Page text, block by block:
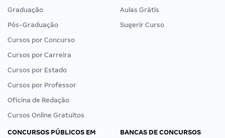
Graduação
Pós-Graduação
Cursos por Concurso
Cursos por Carreira
Cursos por Estado
Cursos por Professor
Oficina de Redação
Cursos Online Gratuitos
Aulas Grátis
Sugerir Curso
CONCURSOS PÚBLICOS EM
BANCAS DE CONCURSOS